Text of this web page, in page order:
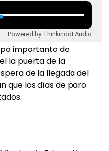
Powered by Thinkindot Audio
importante de
la puerta de la
de la llegada del
que los días de paro